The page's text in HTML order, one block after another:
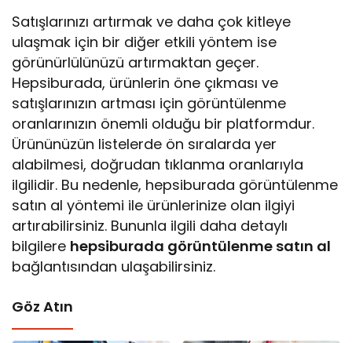
Satışlarınızı artırmak ve daha çok kitleye
ulaşmak için bir diğer etkili yöntem ise
görünürlülünüzü artırmaktan geçer.
Hepsiburada, ürünlerin öne çıkması ve
satışlarınızın artması için görüntülenme
oranlarınızın önemli olduğu bir platformdur.
Ürününüzün listelerde ön sıralarda yer
alabilmesi, doğrudan tıklanma oranlarıyla
ilgilidir. Bu nedenle, hepsiburada görüntülenme
satın al yöntemi ile ürünlerinize olan ilgiyi
artırabilirsiniz. Bununla ilgili daha detaylı
bilgilere hepsiburada görüntülenme satın al
bağlantısından ulaşabilirsiniz.
Göz Atın